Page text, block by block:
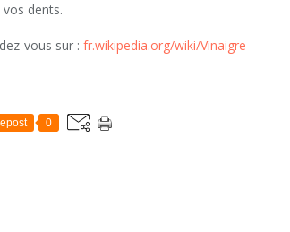
vos dents.
vous sur : fr.wikipedia.org/wiki/Vinaigre
0